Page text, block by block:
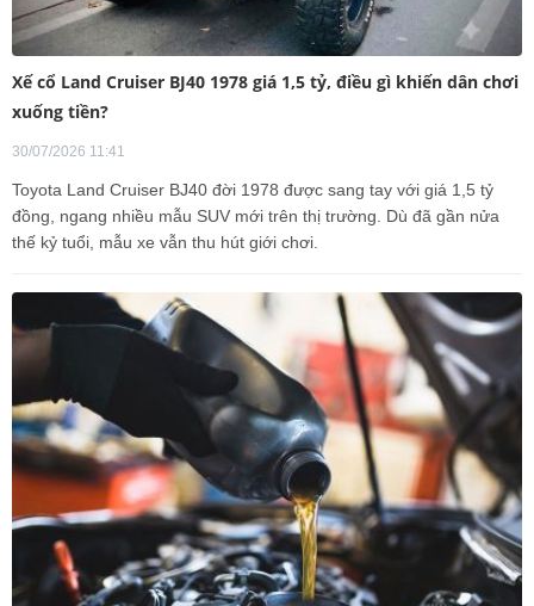
Xế cổ Land Cruiser BJ40 1978 giá 1,5 tỷ, điều gì khiến dân chơi
xuống tiền?
30/07/2026 11:41
Toyota Land Cruiser BJ40 đời 1978 được sang tay với giá 1,5 tỷ
đồng, ngang nhiều mẫu SUV mới trên thị trường. Dù đã gần nửa
thế kỷ tuổi, mẫu xe vẫn thu hút giới chơi.